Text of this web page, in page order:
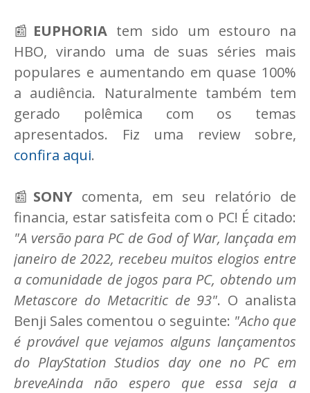
📰 EUPHORIA tem sido um estouro na
HBO, virando uma de suas séries mais
populares e aumentando em quase 100%
a audiência. Naturalmente também tem
gerado polêmica com os temas
apresentados. Fiz uma review sobre,
confira aqui.
📰 SONY comenta, em seu relatório de
financia, estar satisfeita com o PC! É citado:
"A versão para PC de God of War, lançada em
janeiro de 2022, recebeu muitos elogios entre
a comunidade de jogos para PC, obtendo um
Metascore do Metacritic de 93". O analista
Benji Sales comentou o seguinte: "Acho que
é provável que vejamos alguns lançamentos
do PlayStation Studios day one no PC em
breveAinda não espero que essa seja a